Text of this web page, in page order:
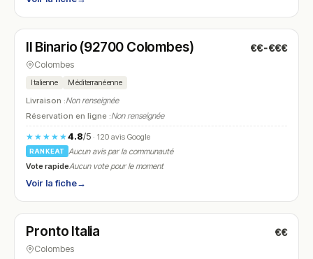
N° 5
Il Binario (92700 Colombes) €€-€€€
Colombes
Italienne Méditerranéenne
Livraison :Non renseignée
Réservation en ligne :Non renseignée
★★★★★4.8/5· 120 avis Google
RANKEAT
Aucun avis par la communauté
Vote rapideAucun vote pour le moment
Voir la fiche→
N° 6
Pronto Italia €€
Colombes